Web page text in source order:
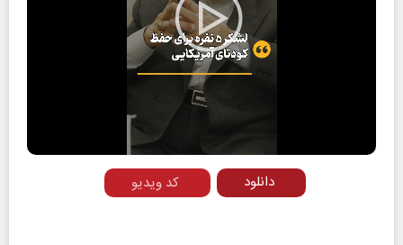
Play
Video
کد ویدیو دانلود